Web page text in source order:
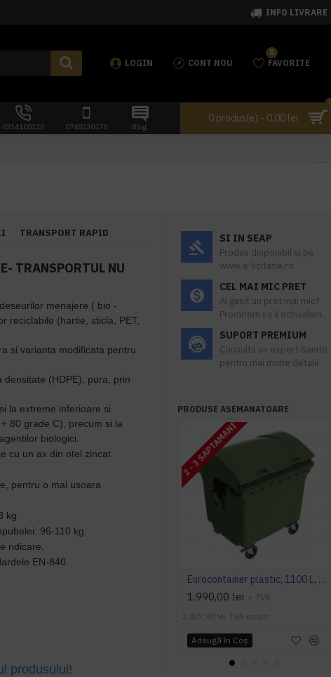
INFO LIVRARE
LOGIN CONT NOU FAVORITE
0
0314100110 0740230170 Blog
0 produs(e) - 0,00 lei
TRANSPORT RAPID
TRANSPORTUL NU
deseurilor menajere ( bio -
reciclabile (hartie, sticla, PET,
si varianta modificata pentru
(HDPE), pura, prin
la extreme inferioare si
80 grade C), precum si la
biologici.
cu un ax din otel zincat
pentru o mai usoara
kg.
96-110 kg.
ridicare.
EN-840.
produsului!
SI IN SEAP
Produs disponibil si pe
www.e-licitatie.ro
CEL MAI MIC PRET
Ai gasit un pret mai mic?
Promitem sa il echivalam.
SUPORT PREMIUM
Consulta un expert Sanito
pentru mai multe detalii
PRODUSE ASEMANATOARE
2 - 3 SAPTAMANI
Eurocontainer plastic, 1100 L, verde, capac rotund - Transport Inclus
1.990,00 lei + TVA
2.407,90 lei TVA inclus
Adaugă în Coş